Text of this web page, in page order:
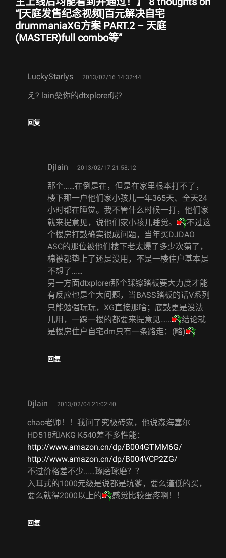
“[天庭发售纪念视频]百元解决自宅
drummaniaXG方案 PART.2 – 天庭
(MASTER)full combo等”
LuckyStarlys says:
2013/02/16 14:32:44
え? lain桑你的dtxplorer呢?
回复
Djlain says:
2013/02/17 21:58:12
那个……在倒是在，但是在家里根本打不了，
楼下那一户他们家小孩儿一年365天、全天24
小时都在睡觉。我不管什么时候一打，他们家
就来提意见，说他们家小孩儿睡觉。
不过这
个楼房打鼓确实很成问题，当年买DJDAO
ASC的那位被他们楼下老太爆了多少次菊了，
棉被都垫上了还是没用，不是一楼住户基本是
不想了……
另一方面dtxplorer那个踩镲踏板要大力度才能
有反应也是个大问题，当BASS踏板的话V系列
只能勉强玩玩，XG直接那啥；底鼓更是没法
儿用，一踩一楼的都要来提意见……
结论就
是楼房住户自宅dm只有一条路走：(略)
回复
Djlain says:
2013/02/04 21:02:40
chao老师！！我问了究极砖家，他说森海塞尔
HD518和AKG K540差不多性能：
http://www.amazon.cn/dp/B004GTMM6G/
http://www.amazon.cn/dp/B004VCP2ZG/
不过价格差不少……琢磨琢磨？？
入耳式的1000元级是说都是坑爹，要么谨低的买，
要么就得2000以上的
感觉比较蛋疼啊！！
回复